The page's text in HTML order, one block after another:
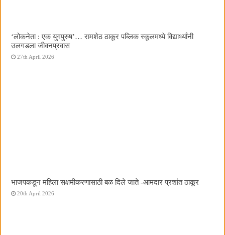
‌‘लोकनेता : एक युगपुरुष‌’… रामशेठ ठाकूर पब्लिक स्कूलमध्ये विद्यार्थ्यांनी
उलगडला जीवनप्रवास
27th April 2026
भाजपकडून महिला सक्षमीकरणासाठी बळ दिले जाते -आमदार प्रशांत ठाकूर
20th April 2026